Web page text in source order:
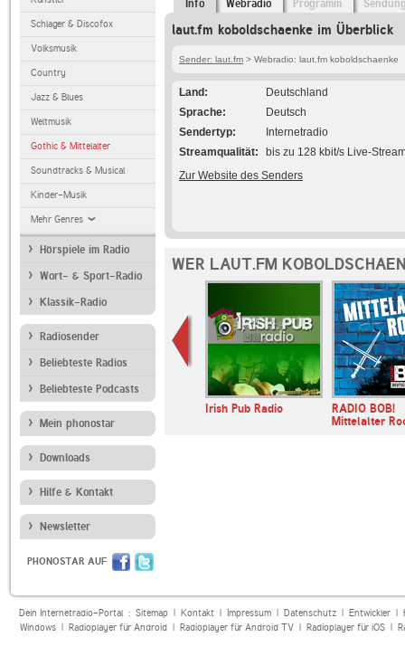
Schlager & Discofox
Volksmusik
Country
Jazz & Blues
Weltmusik
Gothic & Mittelalter
Soundtracks & Musical
Kinder-Musik
Mehr Genres
Hörspiele im Radio
Wort- & Sport-Radio
Klassik-Radio
Radiosender
Beliebteste Radios
Beliebteste Podcasts
Mein phonostar
Downloads
Hilfe & Kontakt
Newsletter
PHONOSTAR AUF
Info Webradio Programm
laut.fm koboldschaenke im Überblick
Sender: laut.fm > Webradio: laut.fm koboldschaenke
Land
Deutschland
Sprache
Deutsch
Sendertyp
Internetradio
Streamqualität
bis zu 128 kbit/s Live-
Zur Website des Senders
WER LAUT.FM
HIT-
FIP Irish Pub Radio
RADIO BOB!
Mittelalter
Dein Internetradio-Portal : Sitemap| Kontakt| Impressum| Datenschutz| Entwickler|
Windows| Radioplayer für Android| Radioplayer für Android TV| Radioplayer für iOS|